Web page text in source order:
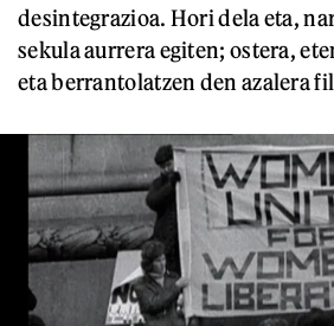
desintegrazioa. Hori dela eta,
sekula aurrera egiten; ostera,
eta berrantolatzen den azalera